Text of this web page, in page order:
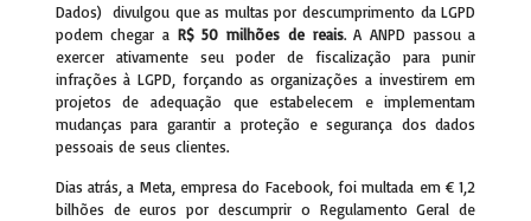
Dados) divulgou que as multas por descumprimento da LGPD
podem chegar a R$ 50 milhões de reais. A ANPD passou a
exercer ativamente seu poder de fiscalização para punir
infrações à LGPD, forçando as organizações a investirem em
projetos de adequação que estabelecem e implementam
mudanças para garantir a proteção e segurança dos dados
pessoais de seus clientes.
Dias atrás, a Meta, empresa do Facebook, foi multada em € 1,2
bilhões de euros por descumprir o Regulamento Geral de